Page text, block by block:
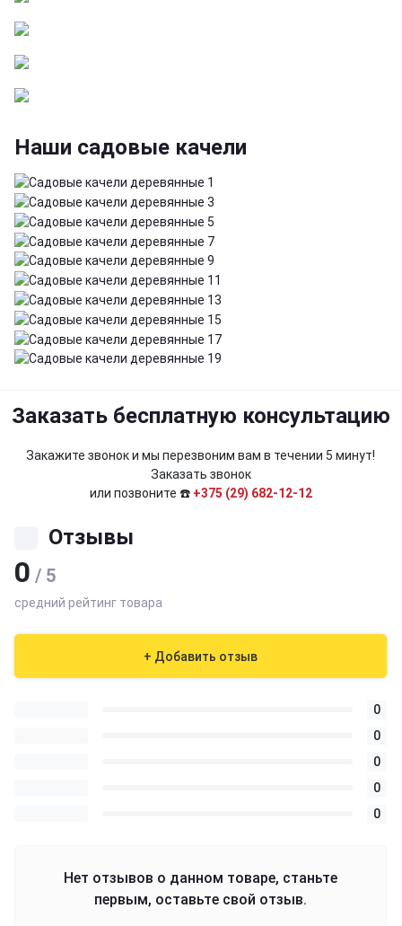
Наши садовые качели
Заказать бесплатную консультацию
Закажите звонок и мы перезвоним вам в течении 5 минут!
Заказать звонок
или позвоните ☎️ +375 (29) 682-12-12
Отзывы
0 / 5
средний рейтинг товара
+ Добавить отзыв
0
0
0
0
0
Нет отзывов о данном товаре, станьте
первым, оставьте свой отзыв.